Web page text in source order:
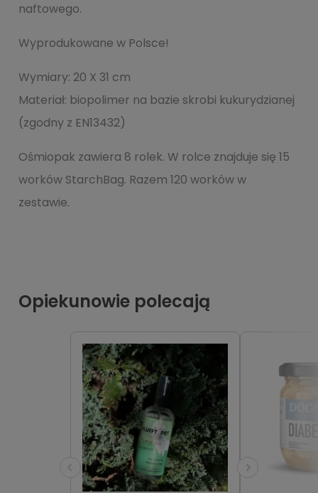
naftowego.
Wyprodukowane w Polsce!
Wymiary: 20 X 31 cm
Materiał: biopolimer na bazie skrobi kukurydzianej
(zgodny z EN13432)
Ośmiopak zawiera 8 rolek. W rolce znajduje się 15
worków StarchBag. Razem 120 worków w
zestawie.
Opiekunowie polecają